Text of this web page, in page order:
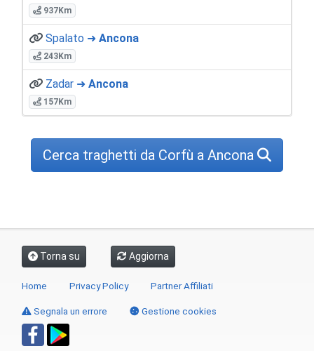
937Km
Spalato ➜ Ancona
243Km
Zadar ➜ Ancona
157Km
Cerca traghetti da Corfù a Ancona
Torna su Aggiorna
Home Privacy Policy Partner Affiliati
Segnala un errore Gestione cookies